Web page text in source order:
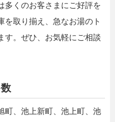
多くのお客さまにご好評を
を取り揃え、急なお湯のト
す。ぜひ、お気軽にご相談
町、池上新町、池上町、池